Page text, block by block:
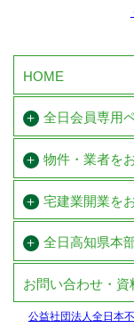
HOME
全日会員専用
物件・業者を
宅建業開業を
全日高知県本
お問い合わせ・資
公益社団法人全日本